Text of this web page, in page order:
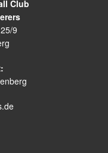
Club
9